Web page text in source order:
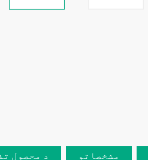
د محصول مشخصاتو